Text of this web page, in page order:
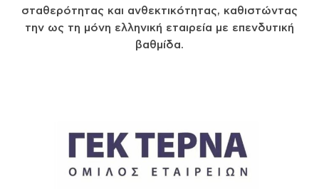
σταθερότητας και ανθεκτικότητας, καθιστώντας
την ως τη μόνη ελληνική εταιρεία με επενδυτική
βαθμίδα.